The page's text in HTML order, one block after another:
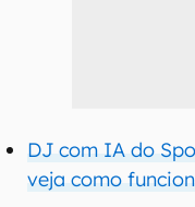
DJ com IA do
veja como